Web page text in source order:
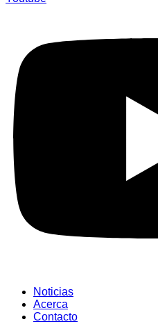
Noticias
Acerca
Contacto